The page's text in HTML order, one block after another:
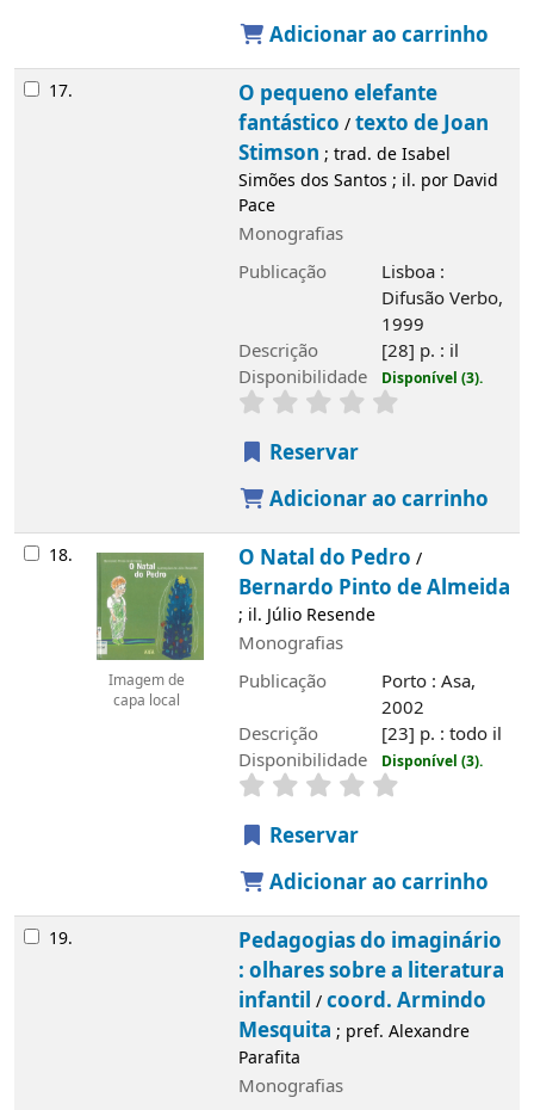
Adicionar ao carrinho
17.
O pequeno elefante
fantástico /texto de Joan
Stimson ; trad. de Isabel
Simões dos Santos ; il. por David
Pace
Monografias
Publicação
Lisboa :
Difusão Verbo,
1999
Descrição
[28] p. : il
Disponibilidade
Disponível (3).
Reservar
Adicionar ao carrinho
18.
Imagem de
capa local
O Natal do Pedro /
Bernardo Pinto de Almeida
; il. Júlio Resende
Monografias
Publicação
Porto : Asa,
2002
Descrição
[23] p. : todo il
Disponibilidade
Disponível (3).
Reservar
Adicionar ao carrinho
19.
Pedagogias do imaginário
: olhares sobre a literatura
infantil /coord. Armindo
Mesquita ; pref. Alexandre
Parafita
Monografias